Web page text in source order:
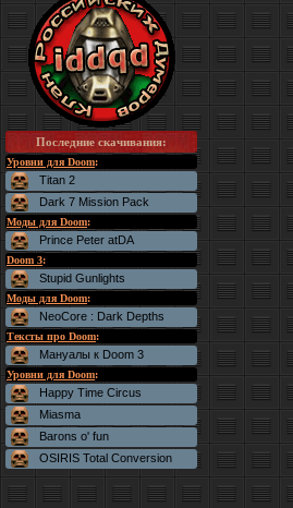
Последние скачивания:
Уровни для Doom:
Titan 2
Dark 7 Mission Pack
Моды для Doom:
Prince Peter atDA
Doom 3:
Stupid Gunlights
Моды для Doom:
NeoCore : Dark Depths
Тексты про Doom:
Мануалы к Doom 3
Уровни для Doom:
Happy Time Circus
Miasma
Barons o' fun
OSIRIS Total Conversion